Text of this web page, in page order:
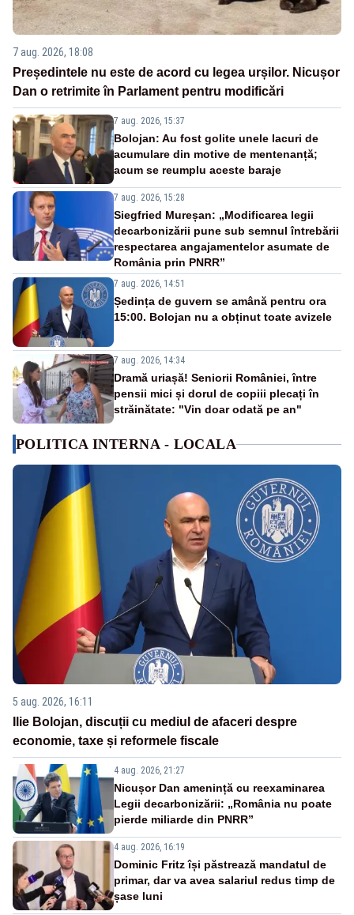
7 aug. 2026, 18:08
Președintele nu este de acord cu legea urșilor. Nicușor
Dan o retrimite în Parlament pentru modificări
7 aug. 2026, 15:37
Bolojan: Au fost golite unele lacuri de
acumulare din motive de mentenanță;
acum se reumplu aceste baraje
7 aug. 2026, 15:28
Siegfried Mureșan: „Modificarea legii
decarbonizării pune sub semnul întrebării
respectarea angajamentelor asumate de
România prin PNRR”
7 aug. 2026, 14:51
Ședința de guvern se amână pentru ora
15:00. Bolojan nu a obținut toate avizele
7 aug. 2026, 14:34
Dramă uriașă! Seniorii României, între
pensii mici și dorul de copiii plecați în
străinătate: "Vin doar odată pe an"
POLITICA INTERNA - LOCALA
5 aug. 2026, 16:11
Ilie Bolojan, discuții cu mediul de afaceri despre
economie, taxe și reformele fiscale
4 aug. 2026, 21:27
Nicușor Dan amenință cu reexaminarea
Legii decarbonizării: „România nu poate
pierde miliarde din PNRR”
4 aug. 2026, 16:19
Dominic Fritz își păstrează mandatul de
primar, dar va avea salariul redus timp de
șase luni